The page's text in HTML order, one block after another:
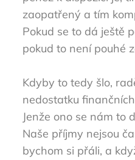
zaopatřený a tím
Pokud se to dá ještě
pokud to není pouhé
Kdyby to tedy šlo,
nedostatku
Jenže ono se nám to
Naše příjmy nejsou
bychom si přáli, a